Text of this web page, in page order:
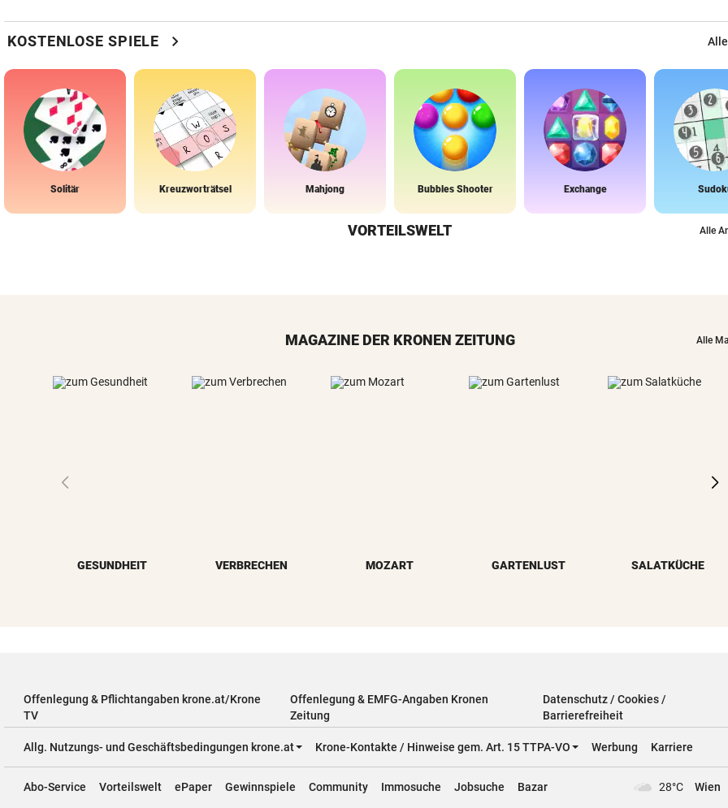
KOSTENLOSE SPIELE chevron_right
Solitär Kreuzworträtsel Mahjong Bubbles Shooter Exchange
VORTEILSWELT Alle
MAGAZINE DER KRONEN ZEITUNG Alle
GESUNDHEIT VERBRECHEN MOZART GARTENLUST SALATKÜCHE
Offenlegung & Pflichtangaben krone.at/Krone
TV
Offenlegung & EMFG-Angaben Kronen
Zeitung
Datenschutz / Cookies /
Barrierefreiheit
Allg. Nutzungs- und Geschäftsbedingungen krone.at Krone-Kontakte / Hinweise gem. Art. 15 TTPA-VO Werbung Karriere
Abo-Service Vorteilswelt ePaper Gewinnspiele Community Immosuche Jobsuche Bazar 28°C Wien